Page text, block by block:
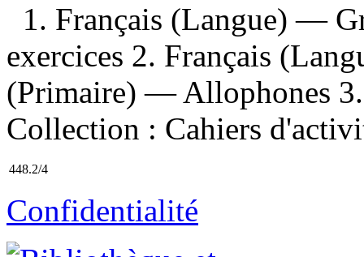
1. Français (Langue) —
exercices 2. Français
(Primaire) — Allophones
Collection : Cahiers
448.2/4
Confidentialité